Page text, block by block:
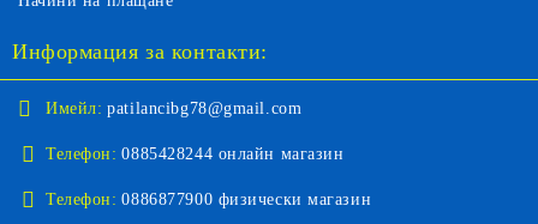
Информация за контакти:
Имейл: patilancibg78@gmail.com
Телефон: 0885428244 онлайн магазин
Телефон: 0886877900 физически магазин